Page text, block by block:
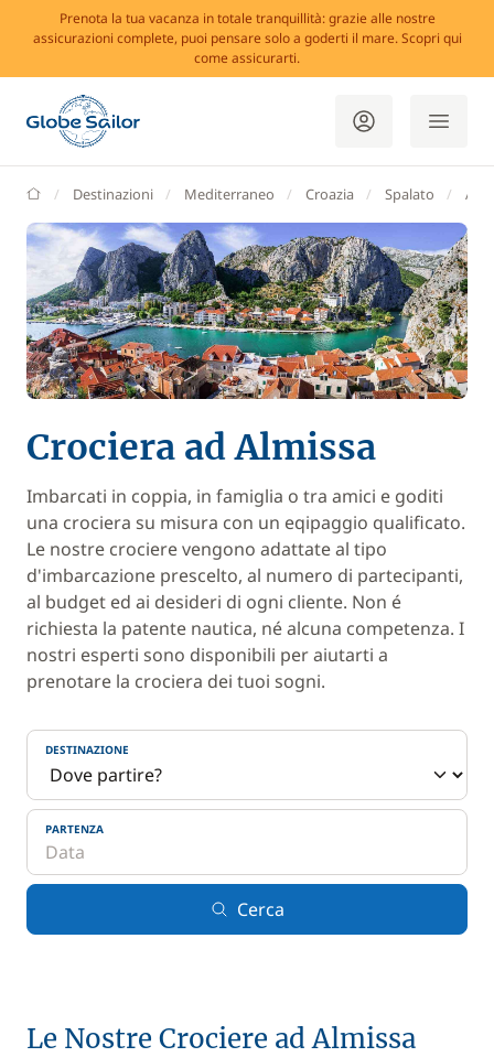
Prenota la tua vacanza in totale tranquillità: grazie alle nostre
assicurazioni complete, puoi pensare solo a goderti il mare. Scopri qui
come assicurarti.
GlobeSailor
Destinazioni Mediterraneo Croazia Spalato
Crociera ad Almissa
Imbarcati in coppia, in famiglia o tra amici e goditi
una crociera su misura con un eqipaggio qualificato.
Le nostre crociere vengono adattate al tipo
d'imbarcazione prescelto, al numero di partecipanti,
al budget ed ai desideri di ogni cliente. Non é
richiesta la patente nautica, né alcuna competenza. I
nostri esperti sono disponibili per aiutarti a
prenotare la crociera dei tuoi sogni.
DESTINAZIONE
PARTENZA
Cerca
Le Nostre Crociere ad Almissa